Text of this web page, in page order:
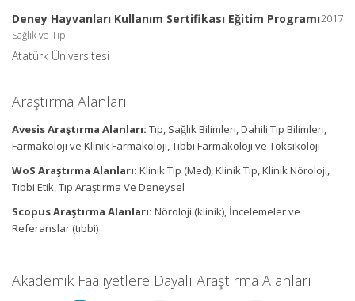
2017
Deney Hayvanları Kullanım Sertifikası Eğitim Programı
Sağlık ve Tıp
Atatürk Üniversitesi
Araştırma Alanları
Avesis Araştırma Alanları: Tıp, Sağlık Bilimleri, Dahili Tıp Bilimleri,
Farmakoloji ve Klinik Farmakoloji, Tıbbi Farmakoloji ve Toksikoloji
WoS Araştırma Alanları: Klinik Tıp (Med), Klinik Tıp, Klinik Nöroloji,
Tıbbi Etik, Tıp Araştırma Ve Deneysel
Scopus Araştırma Alanları: Nöroloji (klinik), İncelemeler ve
Referanslar (tıbbi)
Akademik Faaliyetlere Dayalı Araştırma Alanları